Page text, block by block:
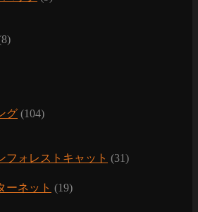
グ (104)
フォレストキャット (31)
ーネット (19)